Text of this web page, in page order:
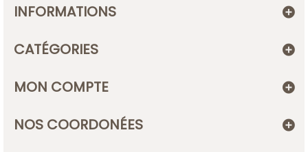
INFORMATIONS
CATÉGORIES
MON COMPTE
NOS COORDONÉES